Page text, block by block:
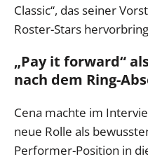
Classic“, das seiner
Roster-Stars
„Pay it forward“
nach dem Ring-
Cena machte im
neue Rolle als
Performer-Position in